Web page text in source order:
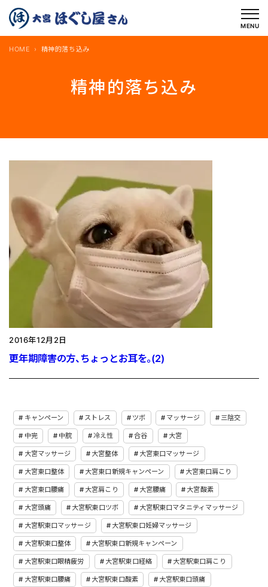
を
MENU
精神的落ち込み
HOME 精神的落ち込み
2016年12月2日
更年期障害の方、ちょっとお耳を。(2)
キャンペーン ストレス ツボ マッサージ 三陰交
中完 中脘 冷え性 合谷 大宮
大宮マッサージ 大宮整体 大宮東口マッサージ
大宮東口整体 大宮東口新規キャンペーン 大宮東口肩こり
大宮東口腰痛 大宮肩こり 大宮腰痛 大宮酸素
大宮頭痛 大宮駅東口ツボ 大宮駅東口マタニティマッサージ
大宮駅東口マッサージ 大宮駅東口妊婦マッサージ
大宮駅東口整体 大宮駅東口新規キャンペーン
大宮駅東口眼精疲労 大宮駅東口経絡 大宮駅東口肩こり
大宮駅東口腰痛 大宮駅東口酸素 大宮駅東口頭痛